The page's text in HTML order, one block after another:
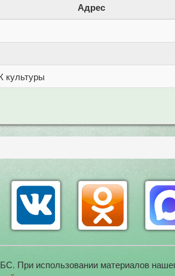
Адрес
культуры
При использовании материалов